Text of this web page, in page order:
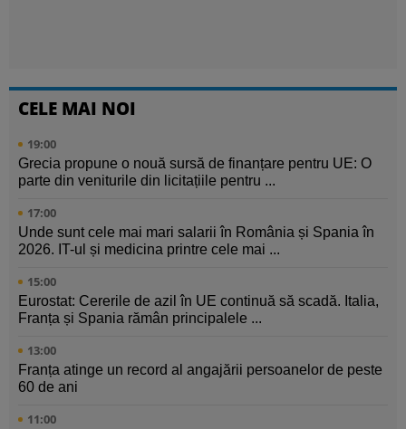
CELE MAI NOI
19:00
Grecia propune o nouă sursă de finanțare pentru UE: O
parte din veniturile din licitațiile pentru ...
17:00
Unde sunt cele mai mari salarii în România și Spania în
2026. IT-ul și medicina printre cele mai ...
15:00
Eurostat: Cererile de azil în UE continuă să scadă. Italia,
Franța și Spania rămân principalele ...
13:00
Franța atinge un record al angajării persoanelor de peste
60 de ani
11:00